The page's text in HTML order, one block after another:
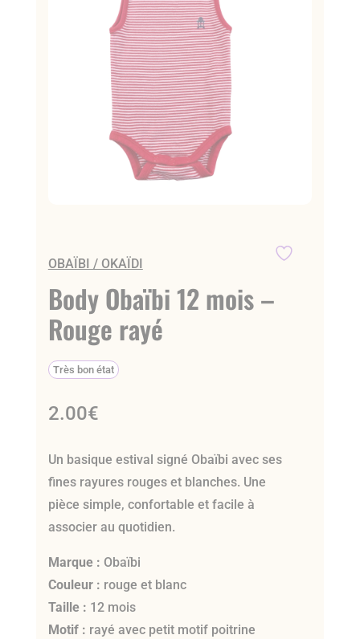
OBAÏBI / OKAÏDI
Body Obaïbi 12 mois –
Rouge rayé
Très bon état
2.00€
Un basique estival signé Obaïbi avec ses
fines rayures rouges et blanches. Une
pièce simple, confortable et facile à
associer au quotidien.
Marque : Obaïbi
Couleur : rouge et blanc
Taille : 12 mois
Motif : rayé avec petit motif poitrine